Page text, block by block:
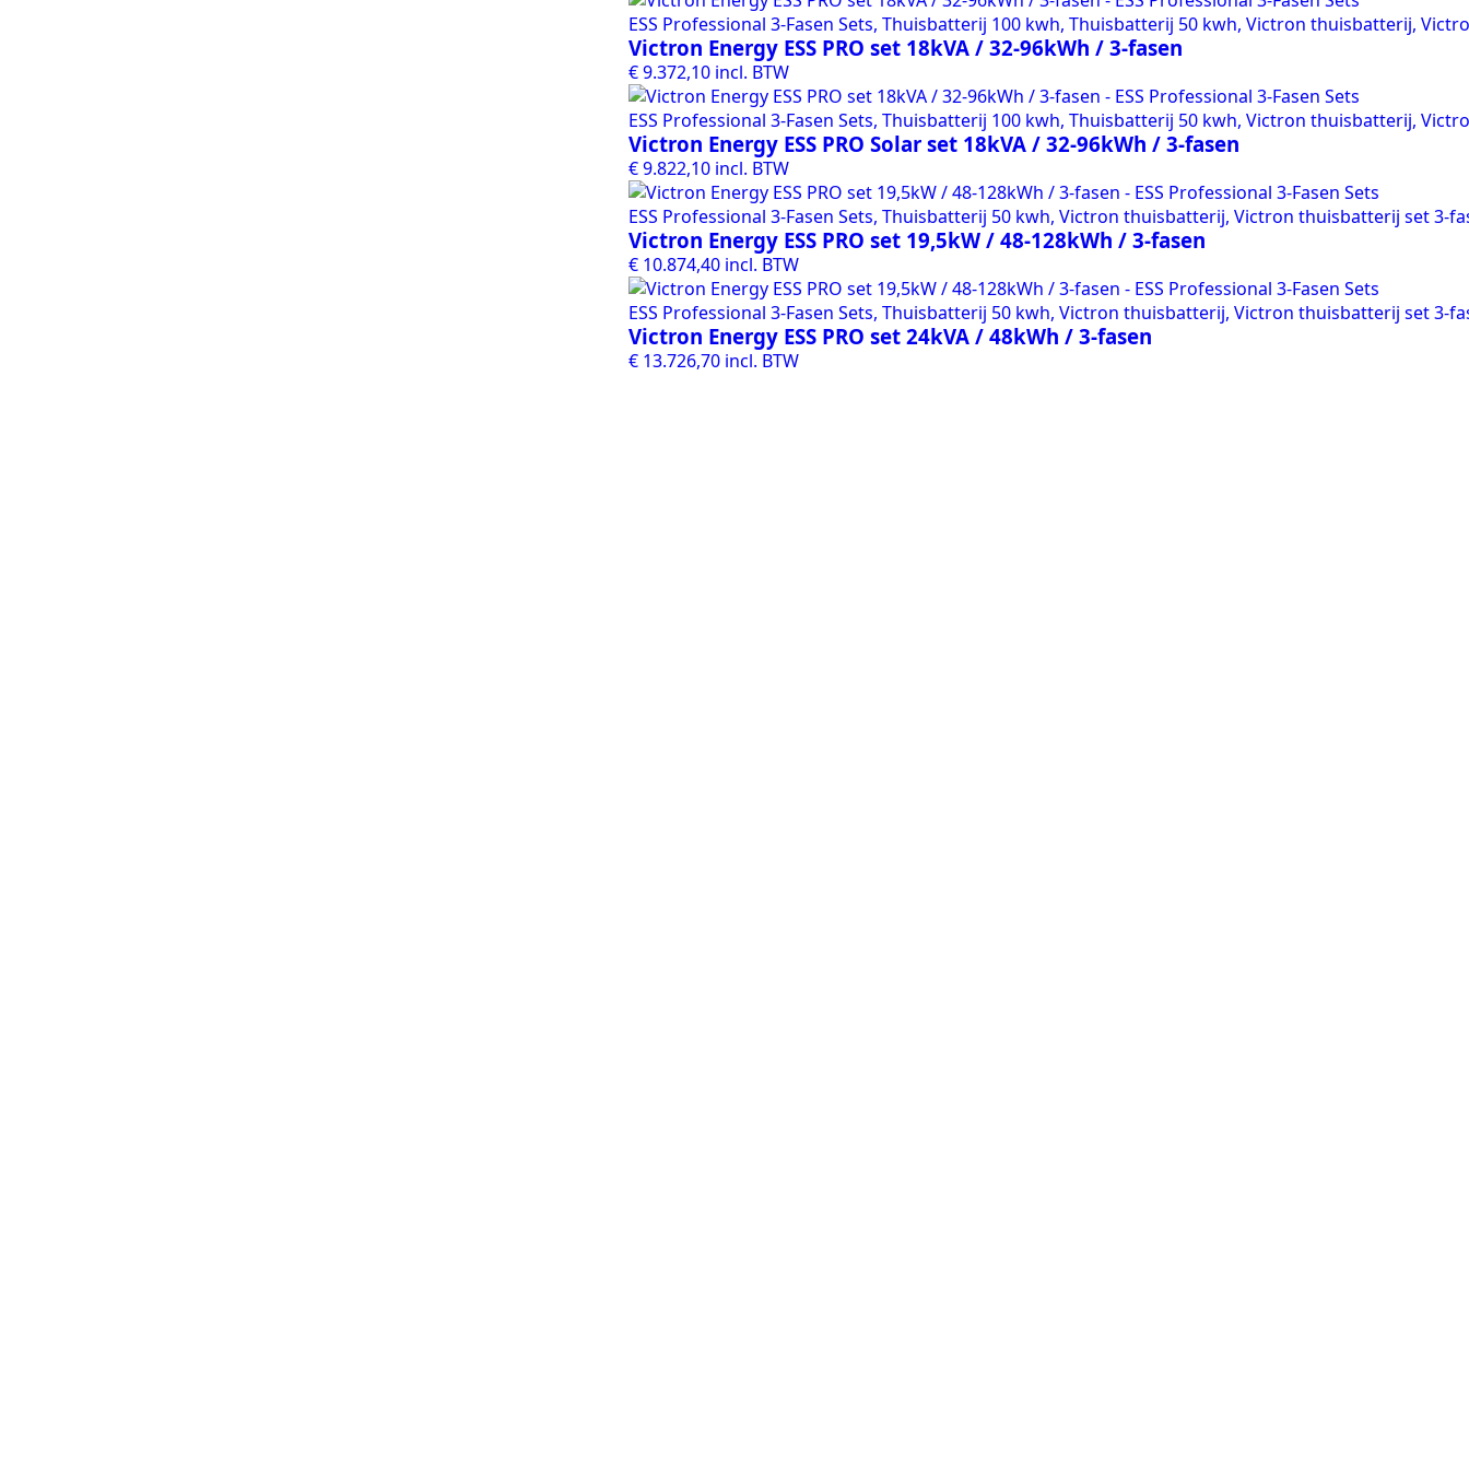
ESS Professional 3-Fasen Sets, Thuisbatterij 100 kwh, Thuisbatterij 50 kwh, Victron thuisbatterij,
Victron Energy ESS PRO set 18kVA / 32-96kWh / 3-fasen
€9.372,10 incl. BTW
ESS Professional 3-Fasen Sets, Thuisbatterij 100 kwh, Thuisbatterij 50 kwh, Victron thuisbatterij,
Victron Energy ESS PRO Solar set 18kVA / 32-96kWh / 3-fasen
€9.822,10 incl. BTW
ESS Professional 3-Fasen Sets, Thuisbatterij 50 kwh, Victron thuisbatterij, Victron thuisbatterij set 3-
Victron Energy ESS PRO set 19,5kW / 48-128kWh / 3-fasen
€ 10.874,40 incl. BTW
ESS Professional 3-Fasen Sets, Thuisbatterij 50 kwh, Victron thuisbatterij, Victron thuisbatterij set 3-
Victron Energy ESS PRO set 24kVA / 48kWh / 3-fasen
€ 13.726,70 incl. BTW